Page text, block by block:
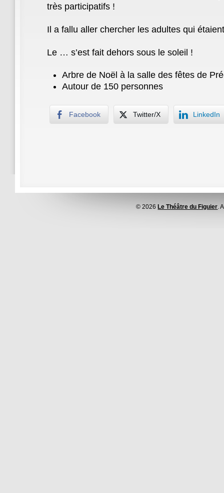
très participatifs !
Il a fallu aller chercher les adultes qui
Le … s’est fait dehors sous le soleil !
Arbre de Noël à la salle des fêtes de
Autour de 150 personnes
Facebook Twitter/X LinkedIn
© 2026 Le Théâtre du Figuier.